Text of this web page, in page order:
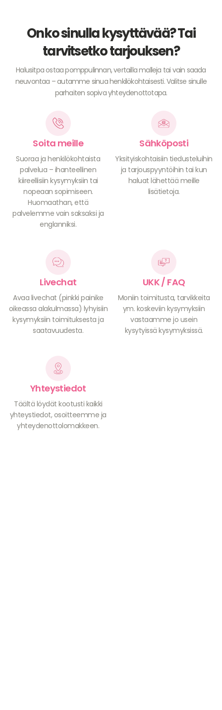
Onko sinulla kysyttävää? Tai
tarvitsetko tarjouksen?
Halusitpa ostaa pomppulinnan, vertailla malleja tai vain saada
neuvontaa – autamme sinua henkilökohtaisesti. Valitse sinulle
parhaiten sopiva yhteydenottotapa.
Soita meille
Suoraa ja henkilökohtaista
palvelua – ihanteellinen
kiireellisiin kysymyksiin tai
nopeaan sopimiseen.
Huomaathan, että
palvelemme vain saksaksi ja
englanniksi.
Sähköposti
Yksityiskohtaisiin tiedusteluihin
ja tarjouspyyntöihin tai kun
haluat lähettää meille
lisätietoja.
Livechat
Avaa livechat (pinkki painike
oikeassa alakulmassa) lyhyisiin
kysymyksiin toimituksesta ja
saatavuudesta.
UKK / FAQ
Moniin toimitusta, tarvikkeita
ym. koskeviin kysymyksiin
vastaamme jo usein
kysytyissä kysymyksissä.
Yhteystiedot
Täältä löydät kootusti kaikki
yhteystiedot, osoitteemme ja
yhteydenottolomakkeen.